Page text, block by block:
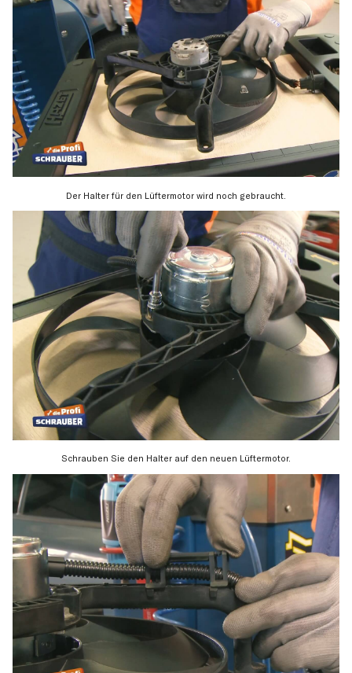
Der Halter für den Lüftermotor wird noch gebraucht.
Schrauben Sie den Halter auf den neuen Lüftermotor.